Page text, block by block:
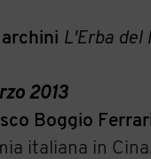
L'Erba del
2013
Boggio
italiana in